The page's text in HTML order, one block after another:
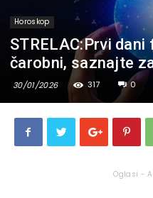
Horoskop
STRELAC:Prvi
čarobni, saznajte
30/01/2026 317 0
Oglasi -